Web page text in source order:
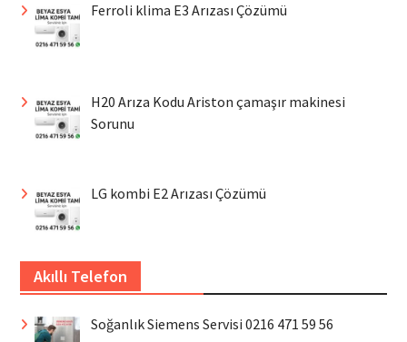
Ferroli klima E3 Arızası Çözümü
H20 Arıza Kodu Ariston çamaşır makinesi
Sorunu
LG kombi E2 Arızası Çözümü
Akıllı Telefon
Soğanlık Siemens Servisi 0216 471 59 56